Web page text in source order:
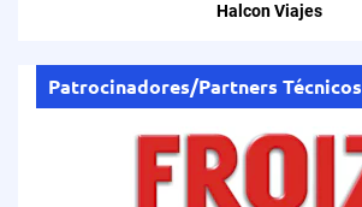
Halcon Viajes
Patrocinadores/Partners Técnicos